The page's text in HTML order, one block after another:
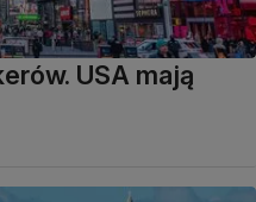
USA mają